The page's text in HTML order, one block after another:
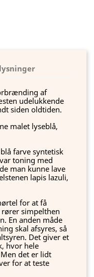
af
udelukkende
siden oldtiden.
malet lyseblå,
farve syntetisk
toning med
man kunne lave
lapis lazuli,
for at få
simpelthen
En anden måde
skal afsyres, så
Det giver et
hvor hele
det er lidt
for at teste